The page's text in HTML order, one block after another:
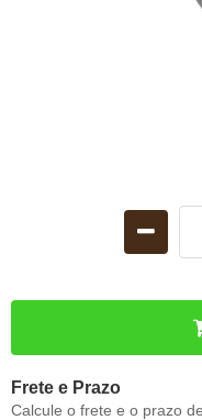
Frete e Prazo
Calcule o frete e o prazo